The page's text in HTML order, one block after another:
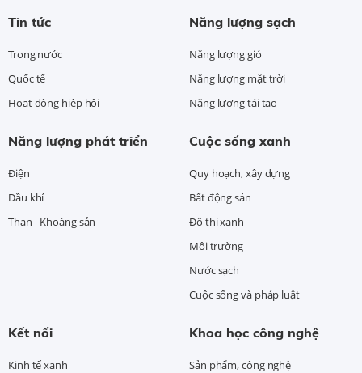
Tin tức
Trong nước
Quốc tế
Hoạt động hiệp hội
Năng lượng sạch
Năng lượng gió
Năng lượng mặt trời
Năng lượng tái tạo
Năng lượng phát triển
Điện
Dầu khí
Than - Khoáng sản
Cuộc sống xanh
Quy hoạch, xây dựng
Bất động sản
Đô thị xanh
Môi trường
Nước sạch
Cuộc sống và pháp luật
Kết nối
Kinh tế xanh
Khoa học công nghệ
Sản phẩm, công nghệ